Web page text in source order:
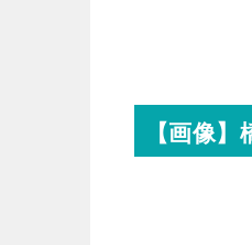
【画像